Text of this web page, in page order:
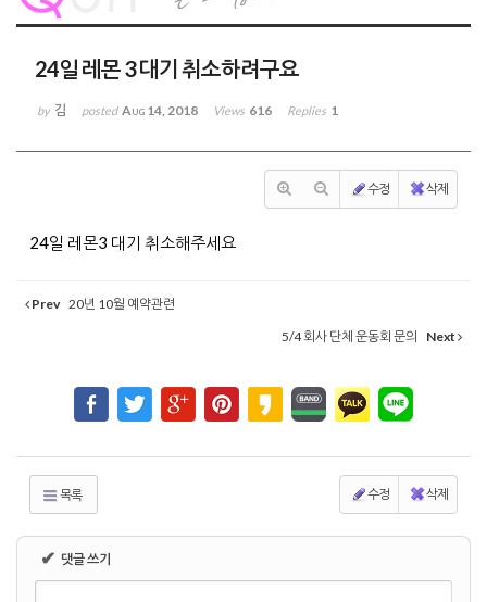
24일 레몬 3 대기 취소하려구요
by 김 posted Aug 14, 2018 Views 616 Replies 1
수정 삭제
24일 레몬3 대기 취소해주세요
Prev 20년 10월 예약관련
5/4 회사 단체 운동회 문의
Next
목록 수정 삭제
✔ 댓글 쓰기